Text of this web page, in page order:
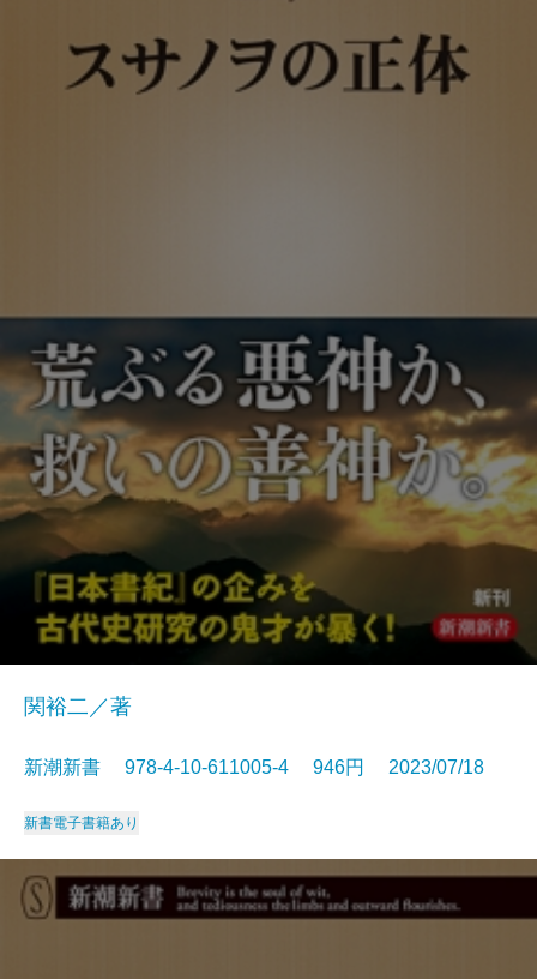
関裕二／著
新潮新書 978-4-10-611005-4 946円 2023/07/18
新書電子書籍あり